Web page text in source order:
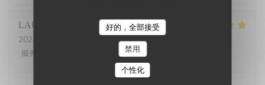
好的，全部接受
禁用
个性化
LAURENT
2026-05-23
服务
5 /5 质价比